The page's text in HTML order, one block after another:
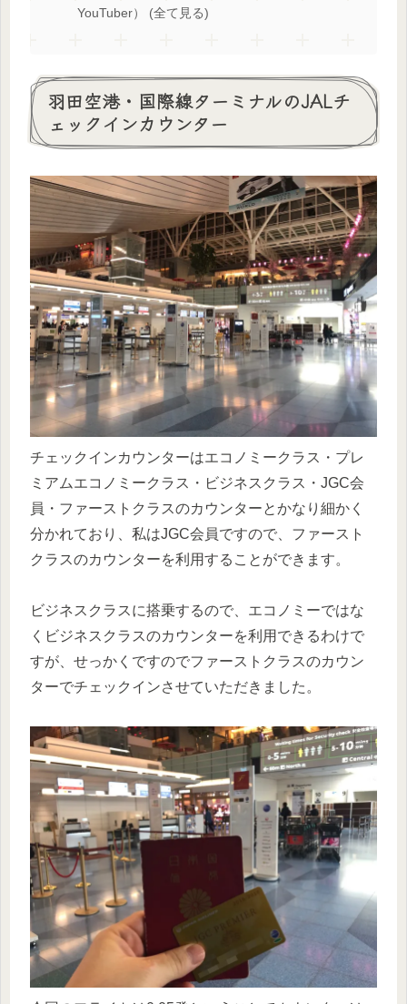
YouTuber） (全て見る)
羽田空港・国際線ターミナルのJALチ
ェックインカウンター
チェックインカウンターはエコノミークラス・プレ
ミアムエコノミークラス・ビジネスクラス・JGC会
員・ファーストクラスのカウンターとかなり細かく
分かれており、私はJGC会員ですので、ファースト
クラスのカウンターを利用することができます。
ビジネスクラスに搭乗するので、エコノミーではな
くビジネスクラスのカウンターを利用できるわけで
すが、せっかくですのでファーストクラスのカウン
ターでチェックインさせていただきました。